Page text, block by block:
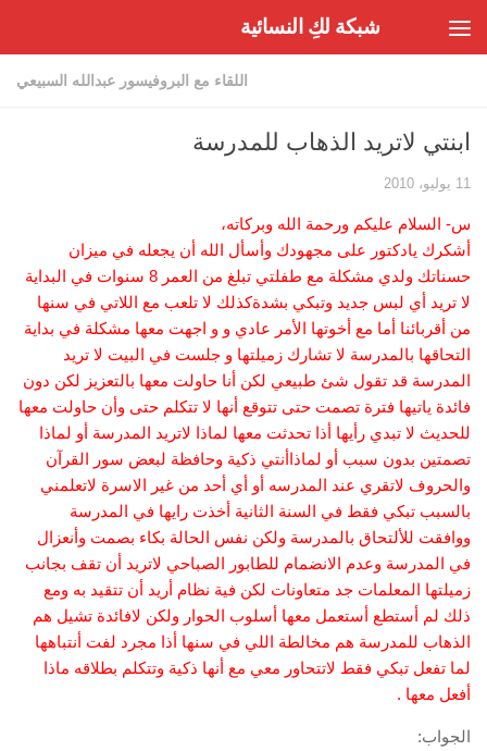
شبكة لكِ النسائية
اللقاء مع البروفيسور عبدالله السبيعي
ابنتي لاتريد الذهاب للمدرسة
11 يوليو، 2010
س- السلام عليكم ورحمة الله وبركاته،
أشكرك يادكتور على مجهودك وأسأل الله أن يجعله في ميزان
حسناتك ولدي مشكلة مع طفلتي تبلغ من العمر 8 سنوات في البداية
لا تريد أي لبس جديد وتبكي بشدةكذلك لا تلعب مع اللاتي في سنها
من أقربائنا أما مع أخوتها الأمر عادي و و اجهت معها مشكلة في بداية
التحاقها بالمدرسة لا تشارك زميلتها و جلست في البيت لا تريد
المدرسة قد تقول شئ طبيعي لكن أنا حاولت معها بالتعزيز لكن دون
فائدة ياتيها فترة تصمت حتى تتوقع أنها لا تتكلم حتى وأن حاولت معها
للحديث لا تبدي رأيها أذا تحدثت معها لماذا لاتريد المدرسة أو لماذا
تصمتين بدون سبب أو لماذاأنتي ذكية وحافظة لبعض سور القرآن
والحروف لاتقري عند المدرسه أو أي أحد من غير الاسرة لاتعلمني
بالسبب تبكي فقط في السنة الثانية أخذت رايها في المدرسة
ووافقت للألتحاق بالمدرسة ولكن نفس الحالة بكاء بصمت وأنعزال
في المدرسة وعدم الانضمام للطابور الصباحي لاتريد أن تقف بجانب
زميلتها المعلمات جد متعاونات لكن فية نظام أريد أن تتقيد به ومع
ذلك لم أستطع أستعمل معها أسلوب الحوار ولكن لافائدة تشيل هم
الذهاب للمدرسة هم مخالطة اللي في سنها أذا مجرد لفت أنتباهها
لما تفعل تبكي فقط لاتتحاور معي مع أنها ذكية وتتكلم بطلاقه ماذا
أفعل معها .
الجواب: